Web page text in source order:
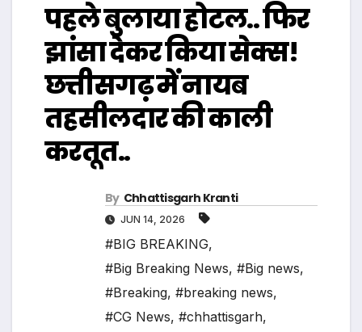
पहले बुलाया होटल.. फिर
झांसा देकर किया सेक्स!
छत्तीसगढ़ में नायब
तहसीलदार की काली
करतूत..
By Chhattisgarh Kranti
JUN 14, 2026
#BIG BREAKING,
#Big Breaking News, #Big news,
#Breaking, #breaking news,
#CG News, #chhattisgarh,